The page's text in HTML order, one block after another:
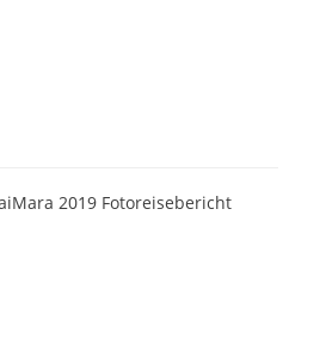
2019 Fotoreisebericht